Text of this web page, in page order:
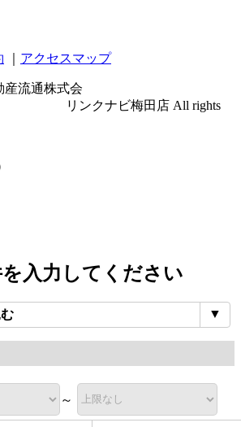
アクセスマップ
産流通株式会
ビ梅田店 All rights
入力してください
▼
～